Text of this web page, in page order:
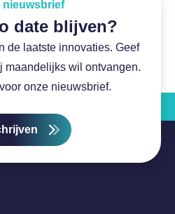
nieuwsbrief
date blijven?
de laatste innovaties. Geef
maandelijks wil ontvangen.
onze nieuwsbrief.